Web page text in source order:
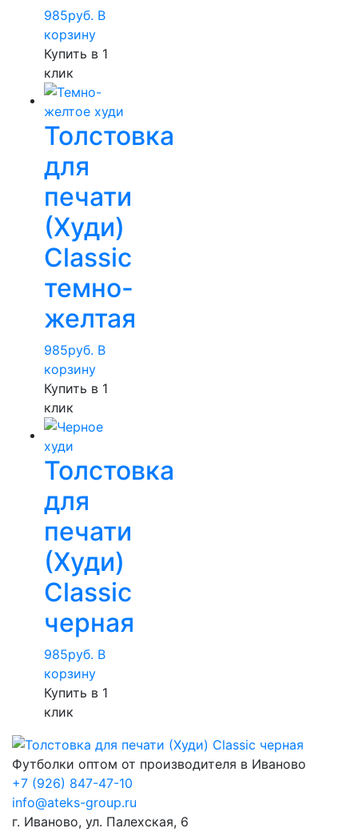
985руб. В
корзину
Купить в 1
клик
Толстовка
для
печати
(Худи)
Classic
темно-
желтая
985руб. В
корзину
Купить в 1
клик
Толстовка
для
печати
(Худи)
Classic
черная
985руб. В
корзину
Купить в 1
клик
Футболки оптом от производителя в Иваново
+7 (926) 847-47-10
info@ateks-group.ru
г. Иваново, ул. Палехская, 6